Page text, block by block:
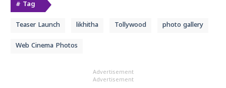
# Tag
Teaser Launch likhitha Tollywood photo gallery
Web Cinema Photos
Advertisement
Advertisement